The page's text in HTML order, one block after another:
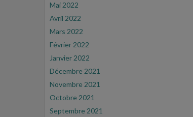
Mai 2022
Avril 2022
Mars 2022
Février 2022
Janvier 2022
Décembre 2021
Novembre 2021
Octobre 2021
Septembre 2021